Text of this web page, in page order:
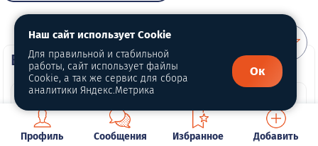
ВИП автомобили
Профиль Сообщения Избранное Добавить
Наш сайт использует Cookie
Для правильной и стабильной
работы, сайт использует файлы
Cookie, а так же сервис для сбора
аналитики Яндекс.Метрика
Ок